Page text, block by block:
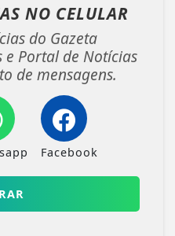
NO CELULAR
do Gazeta
e Portal de Notícias
de mensagens.
Facebook